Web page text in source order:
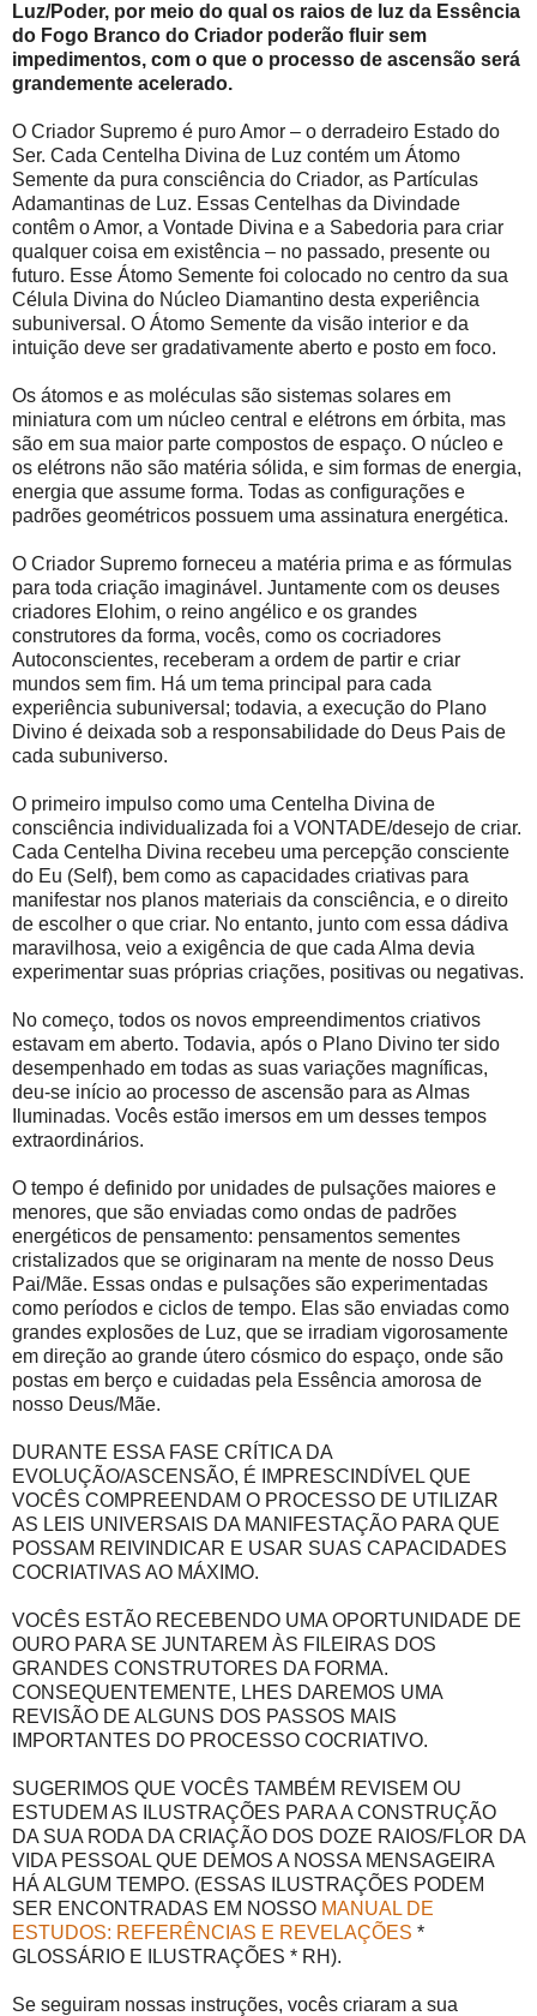
Luz/Poder, por meio do qual os raios de luz da Essência
do Fogo Branco do Criador poderão fluir sem
impedimentos, com o que o processo de ascensão será
grandemente acelerado.
O Criador Supremo é puro Amor – o derradeiro Estado do
Ser. Cada Centelha Divina de Luz contém um Átomo
Semente da pura consciência do Criador, as Partículas
Adamantinas de Luz. Essas Centelhas da Divindade
contêm o Amor, a Vontade Divina e a Sabedoria para criar
qualquer coisa em existência – no passado, presente ou
futuro. Esse Átomo Semente foi colocado no centro da sua
Célula Divina do Núcleo Diamantino desta experiência
subuniversal. O Átomo Semente da visão interior e da
intuição deve ser gradativamente aberto e posto em foco.
Os átomos e as moléculas são sistemas solares em
miniatura com um núcleo central e elétrons em órbita, mas
são em sua maior parte compostos de espaço. O núcleo e
os elétrons não são matéria sólida, e sim formas de energia,
energia que assume forma. Todas as configurações e
padrões geométricos possuem uma assinatura energética.
O Criador Supremo forneceu a matéria prima e as fórmulas
para toda criação imaginável. Juntamente com os deuses
criadores Elohim, o reino angélico e os grandes
construtores da forma, vocês, como os cocriadores
Autoconscientes, receberam a ordem de partir e criar
mundos sem fim. Há um tema principal para cada
experiência subuniversal; todavia, a execução do Plano
Divino é deixada sob a responsabilidade do Deus Pais de
cada subuniverso.
O primeiro impulso como uma Centelha Divina de
consciência individualizada foi a VONTADE/desejo de criar.
Cada Centelha Divina recebeu uma percepção consciente
do Eu (Self), bem como as capacidades criativas para
manifestar nos planos materiais da consciência, e o direito
de escolher o que criar. No entanto, junto com essa dádiva
maravilhosa, veio a exigência de que cada Alma devia
experimentar suas próprias criações, positivas ou negativas.
No começo, todos os novos empreendimentos criativos
estavam em aberto. Todavia, após o Plano Divino ter sido
desempenhado em todas as suas variações magníficas,
deu-se início ao processo de ascensão para as Almas
Iluminadas. Vocês estão imersos em um desses tempos
extraordinários.
O tempo é definido por unidades de pulsações maiores e
menores, que são enviadas como ondas de padrões
energéticos de pensamento: pensamentos sementes
cristalizados que se originaram na mente de nosso Deus
Pai/Mãe. Essas ondas e pulsações são experimentadas
como períodos e ciclos de tempo. Elas são enviadas como
grandes explosões de Luz, que se irradiam vigorosamente
em direção ao grande útero cósmico do espaço, onde são
postas em berço e cuidadas pela Essência amorosa de
nosso Deus/Mãe.
DURANTE ESSA FASE CRÍTICA DA
EVOLUÇÃO/ASCENSÃO, É IMPRESCINDÍVEL QUE
VOCÊS COMPREENDAM O PROCESSO DE UTILIZAR
AS LEIS UNIVERSAIS DA MANIFESTAÇÃO PARA QUE
POSSAM REIVINDICAR E USAR SUAS CAPACIDADES
COCRIATIVAS AO MÁXIMO.
VOCÊS ESTÃO RECEBENDO UMA OPORTUNIDADE DE
OURO PARA SE JUNTAREM ÀS FILEIRAS DOS
GRANDES CONSTRUTORES DA FORMA.
CONSEQUENTEMENTE, LHES DAREMOS UMA
REVISÃO DE ALGUNS DOS PASSOS MAIS
IMPORTANTES DO PROCESSO COCRIATIVO.
SUGERIMOS QUE VOCÊS TAMBÉM REVISEM OU
ESTUDEM AS ILUSTRAÇÕES PARA A CONSTRUÇÃO
DA SUA RODA DA CRIAÇÃO DOS DOZE RAIOS/FLOR DA
VIDA PESSOAL QUE DEMOS A NOSSA MENSAGEIRA
HÁ ALGUM TEMPO. (ESSAS ILUSTRAÇÕES PODEM
SER ENCONTRADAS EM NOSSO MANUAL DE
ESTUDOS: REFERÊNCIAS E REVELAÇÕES *
GLOSSÁRIO E ILUSTRAÇÕES * RH).
Se seguiram nossas instruções, vocês criaram a sua